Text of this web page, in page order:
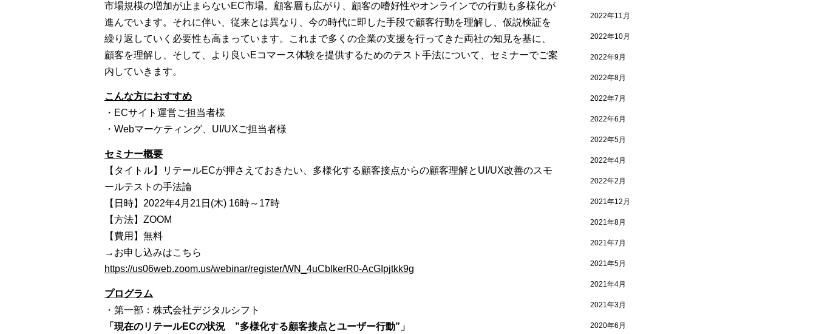
市場規模の増加が止まらないEC市場。顧客層も広がり、顧客の嗜好性やオンラインでの行動も多様化が
進んでいます。それに伴い、従来とは異なり、今の時代に即した手段で顧客行動を理解し、仮説検証を
繰り返していく必要性も高まっています。これまで多くの企業の支援を行ってきた両社の知見を基に、
顧客を理解し、そして、より良いEコマース体験を提供するためのテスト手法について、セミナーでご案
内していきます。
こんな方におすすめ
・ECサイト運営ご担当者様
・Webマーケティング、UI/UXご担当者様
セミナー概要
【タイトル】リテールECが押さえておきたい、多様化する顧客接点からの顧客理解とUI/UX改善のスモ
ールテストの手法論
【日時】2022年4月21日(木) 16時～17時
【方法】ZOOM
【費用】無料
→お申し込みはこちら
https://us06web.zoom.us/webinar/register/WN_4uCblkerR0-AcGIpjtkk9g
プログラム
・第一部：株式会社デジタルシフト
「現在のリテールECの状況 ”多様化する顧客接点とユーザー行動”」
2022年11月
2022年10月
2022年9月
2022年8月
2022年7月
2022年6月
2022年5月
2022年4月
2022年2月
2021年12月
2021年8月
2021年7月
2021年5月
2021年4月
2021年3月
2020年6月